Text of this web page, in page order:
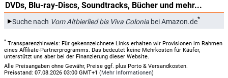
DVDs, Blu-ray-Discs, Soundtracks, Bücher und mehr...
Suche nach Vom Altbierlied bis Viva Colonia bei Amazon.de*
* Transparenzhinweis: Für gekennzeichnete Links erhalten wir Provisionen im Rahmen
eines Affiliate-Partnerprogramms. Das bedeutet keine Mehrkosten für Käufer,
unterstützt uns aber bei der Finanzierung dieser Website.
Alle Preisangaben ohne Gewähr, Preise ggf. plus Porto & Versandkosten.
Preisstand: 07.08.2026 03:00 GMT+1 (Mehr Informationen)